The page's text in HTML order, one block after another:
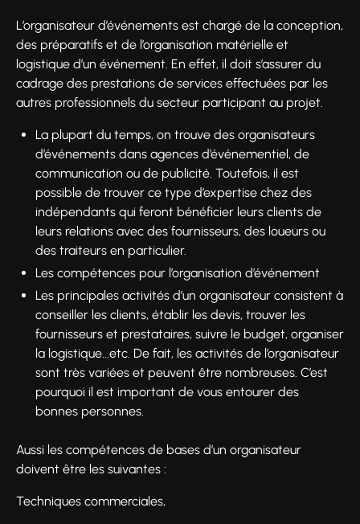
L’organisateur d’événements est chargé de la conception,
des préparatifs et de l’organisation matérielle et
logistique d’un événement. En effet, il doit s’assurer du
cadrage des prestations de services effectuées par les
autres professionnels du secteur participant au projet.
La plupart du temps, on trouve des organisateurs
d’événements dans agences d’événementiel, de
communication ou de publicité. Toutefois, il est
possible de trouver ce type d’expertise chez des
indépendants qui feront bénéficier leurs clients de
leurs relations avec des fournisseurs, des loueurs ou
des traiteurs en particulier.
Les compétences pour l’organisation d’événement
Les principales activités d’un organisateur consistent à
conseiller les clients, établir les devis, trouver les
fournisseurs et prestataires, suivre le budget, organiser
la logistique...etc. De fait, les activités de l’organisateur
sont très variées et peuvent être nombreuses. C’est
pourquoi il est important de vous entourer des
bonnes personnes.
Aussi les compétences de bases d’un organisateur
doivent être les suivantes :
Techniques commerciales,